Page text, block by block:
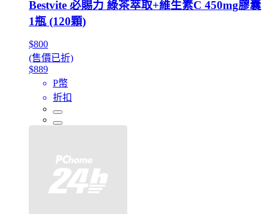
Bestvite 必賜力 綠茶萃取+維生素C 450mg膠囊
1瓶 (120顆)
$800
(售價已折)
$889
P幣
折扣